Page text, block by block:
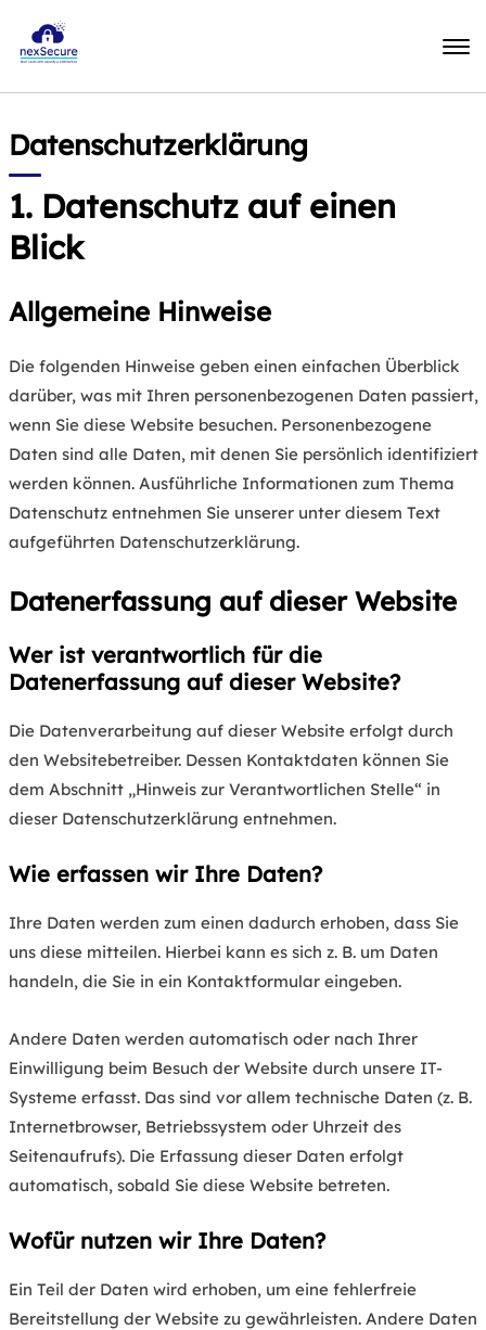
Datenschutzerklärung
1. Datenschutz auf einen
Blick
Allgemeine Hinweise
Die folgenden Hinweise geben einen einfachen Überblick
darüber, was mit Ihren personenbezogenen Daten passiert,
wenn Sie diese Website besuchen. Personenbezogene
Daten sind alle Daten, mit denen Sie persönlich identifiziert
werden können. Ausführliche Informationen zum Thema
Datenschutz entnehmen Sie unserer unter diesem Text
aufgeführten Datenschutzerklärung.
Datenerfassung auf dieser Website
Wer ist verantwortlich für die
Datenerfassung auf dieser Website?
Die Datenverarbeitung auf dieser Website erfolgt durch
den Websitebetreiber. Dessen Kontaktdaten können Sie
dem Abschnitt „Hinweis zur Verantwortlichen Stelle“ in
dieser Datenschutzerklärung entnehmen.
Wie erfassen wir Ihre Daten?
Ihre Daten werden zum einen dadurch erhoben, dass Sie
uns diese mitteilen. Hierbei kann es sich z. B. um Daten
handeln, die Sie in ein Kontaktformular eingeben.
Andere Daten werden automatisch oder nach Ihrer
Einwilligung beim Besuch der Website durch unsere IT-
Systeme erfasst. Das sind vor allem technische Daten (z. B.
Internetbrowser, Betriebssystem oder Uhrzeit des
Seitenaufrufs). Die Erfassung dieser Daten erfolgt
automatisch, sobald Sie diese Website betreten.
Wofür nutzen wir Ihre Daten?
Ein Teil der Daten wird erhoben, um eine fehlerfreie
Bereitstellung der Website zu gewährleisten. Andere Daten